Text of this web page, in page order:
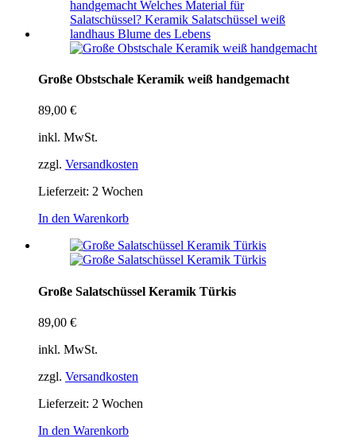
Große Obstschale Keramik weiß handgemacht
89,00 €
inkl. MwSt.
zzgl. Versandkosten
Lieferzeit: 2 Wochen
In den Warenkorb
Große Salatschüssel Keramik Türkis
89,00 €
inkl. MwSt.
zzgl. Versandkosten
Lieferzeit: 2 Wochen
In den Warenkorb